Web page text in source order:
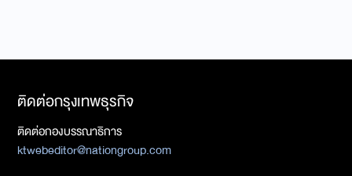
ติดต่อกรุงเทพธุรกิจ
ติดต่อกองบรรณาธิการ
ktwebeditor@nationgroup.com